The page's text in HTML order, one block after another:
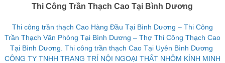
Thi Công Trần Thạch Cao Tại Bình Dương
Thi công trần thạch Cao Hàng Đầu Tại Bình Dương – Thi Công
Trần Thạch Văn Phòng Tại Bình Dương – Thợ Thi Công Thạch Cao
Tại Bình Dương. Thi công trần thạch Cao Tại Uyên Bình Dương
CÔNG TY TNHH TRANG TRÍ NỘI NGOẠI THẤT NHÔM KÍNH MINH